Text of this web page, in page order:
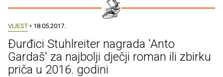
VIJEST • 18.05.2017.
Đurđici Stuhlreiter nagrada 'Anto
Gardaš' za najbolji dječji roman ili zbirku
priča u 2016. godini